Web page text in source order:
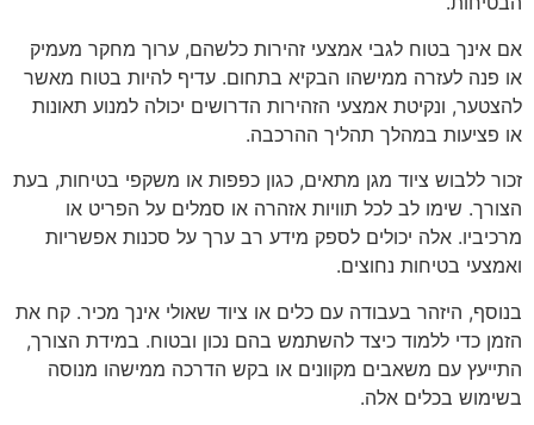
אם אינך בטוח לגבי אמצעי זהירות כלשהם, ערוך מחקר מעמיק
או פנה לעזרה ממישהו הבקיא בתחום. עדיף להיות בטוח מאשר
להצטער, ונקיטת אמצעי הזהירות הדרושים יכולה למנוע תאונות
או פציעות במהלך תהליך ההרכבה.
זכור ללבוש ציוד מגן מתאים, כגון כפפות או משקפי בטיחות, בעת
הצורך. שימו לב לכל תוויות אזהרה או סמלים על הפריט או
מרכיביו. אלה יכולים לספק מידע רב ערך על סכנות אפשריות
ואמצעי בטיחות נחוצים.
בנוסף, היזהר בעבודה עם כלים או ציוד שאולי אינך מכיר. קח את
הזמן כדי ללמוד כיצד להשתמש בהם נכון ובטוח. במידת הצורך,
התייעץ עם משאבים מקוונים או בקש הדרכה ממישהו מנוסה
בשימוש בכלים אלה.